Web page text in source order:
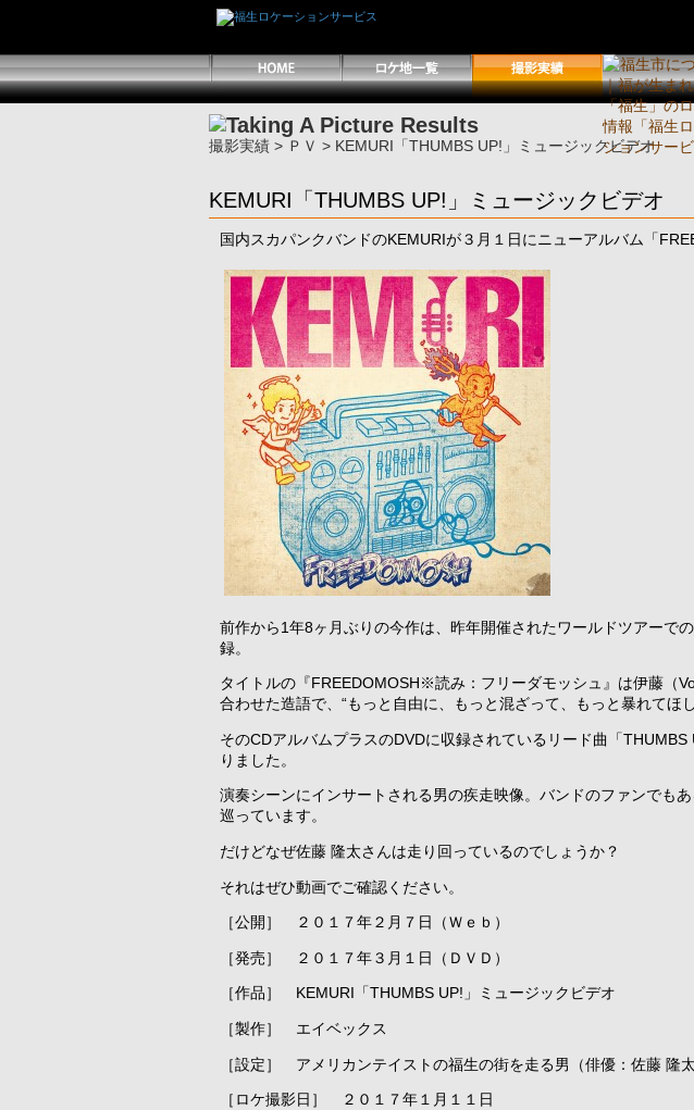
撮影実績 > ＰＶ > KEMURI「THUMBS UP!」ミュージックビデオ
KEMURI「THUMBS UP!」ミュージックビデオ
国内スカパンクバンドのKEMURIが３月１日にニューアルバム「
前作から1年8ヶ月ぶりの今作は、昨年開催されたワールドツアーで
録。
タイトルの『FREEDOMOSH※読み：フリーダモッシュ』は伊藤（
合わせた造語で、“もっと自由に、もっと混ざって、もっと暴れてほ
そのCDアルバムプラスのDVDに収録されているリード曲「
りました。
演奏シーンにインサートされる男の疾走映像。バンドのファンでも
巡っています。
だけどなぜ佐藤 隆太さんは走り回っているのでしょうか？
それはぜひ動画でご確認ください。
［公開］ ２０１７年２月７日（Ｗｅｂ）
［発売］ ２０１７年３月１日（ＤＶＤ）
［作品］ KEMURI「THUMBS UP!」ミュージックビデオ
［製作］ エイベックス
［設定］ アメリカンテイストの福生の街を走る男（俳優：佐藤 隆太
［ロケ撮影日］ ２０１７年１月１１日